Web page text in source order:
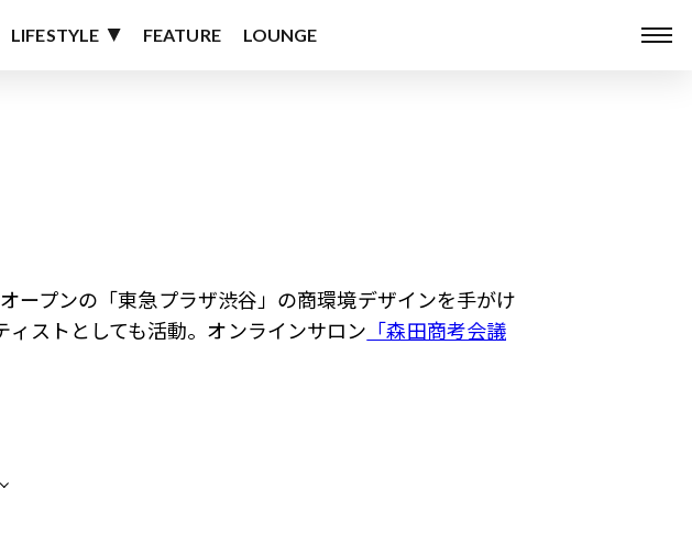
LIFESTYLE FEATURE LOUNGE
ープンの「東急プラザ渋谷」の商環境デザインを手がけ
ストとしても活動。オンラインサロン 「森田商考会議